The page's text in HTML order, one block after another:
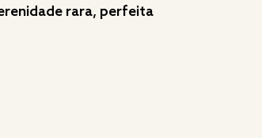
rara, perfeita